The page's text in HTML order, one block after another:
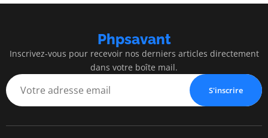
Phpsavant
Inscrivez-vous pour recevoir nos derniers articles directement
dans votre boîte mail.
S'inscrire